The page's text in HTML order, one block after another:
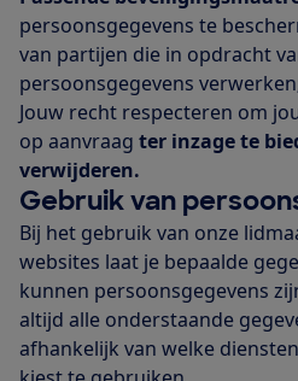
persoonsgegevens te
van partijen die in opdracht
persoonsgegevens
Jouw recht respecteren om
op aanvraag ter inzage te
verwijderen.
Gebruik van
Bij het gebruik van onze
websites laat je bepaalde
kunnen persoonsgegevens
altijd alle onderstaande
afhankelijk van welke